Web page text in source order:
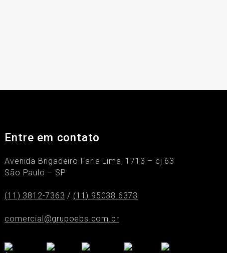
Entre em contato
Avenida Brigadeiro Faria Lima, 1713 – cj 63
São Paulo – SP
(11) 3812-7363 / (11) 95038.6373
comercial@grupoebs.com.br